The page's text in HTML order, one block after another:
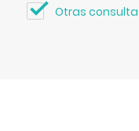
Otras